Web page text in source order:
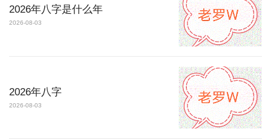
2026年八字是什么年
2026-08-03
2026年八字
2026-08-03